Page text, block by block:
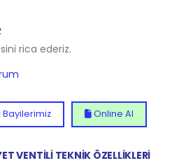
rica ederiz.
Bayilerimiz Online Al
VENTİLİ TEKNİK ÖZELLİKLERİ